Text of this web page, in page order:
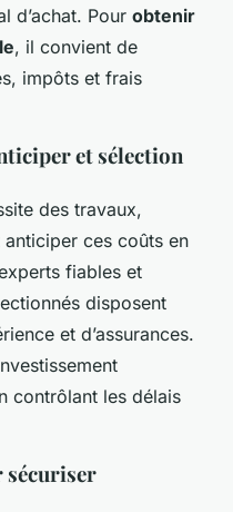
d’achat. Pour obtenir
, il convient de
impôts et frais
et sélection
des travaux,
anticiper ces coûts en
fiables et
disposent
et d’assurances.
contrôlant les délais
sécuriser